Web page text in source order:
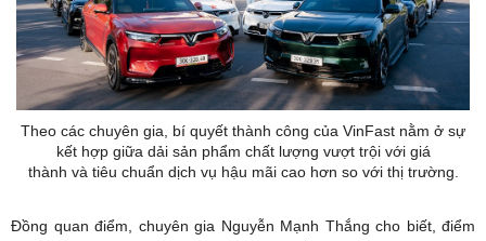
Theo các chuyên gia, bí quyết thành công của VinFast nằm ở sự
kết hợp giữa dải sản phẩm chất lượng vượt trội với giá
thành và tiêu chuẩn dịch vụ hậu mãi cao hơn so với thị trường.
Đồng quan điểm, chuyên gia Nguyễn Mạnh Thắng cho biết, điểm